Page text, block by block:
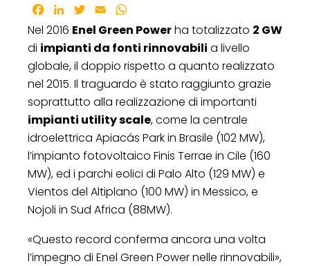
Facebook
LinkedInTwitter
Email
Nel 2016 Enel Green Powerha totalizzato 2 GW
di impianti da fonti rinnovabili a livello
globale, il doppio rispetto a quanto realizzato
nel 2015. Il traguardo è stato raggiunto grazie
soprattutto alla realizzazione di importanti
impianti utility scale, come la centrale
idroelettrica Apiacás Park in Brasile (102 MW),
l’impianto fotovoltaico Finis Terrae in Cile (160
MW), ed i parchi eolici di Palo Alto (129 MW) e
Vientos del Altiplano (100 MW) in Messico, e
Nojoli in Sud Africa (88MW).
«Questo record conferma ancora una volta
l’impegno di Enel Green Power nelle rinnovabili»,